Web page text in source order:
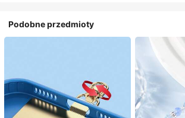
Podobne przedmioty